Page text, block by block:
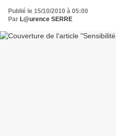
Publié le 15/10/2010 à 05:00
Par L@urence SERRE